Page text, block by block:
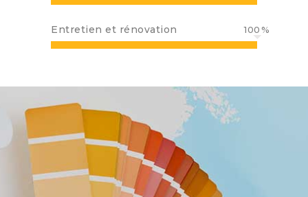
Entretien et rénovation 100